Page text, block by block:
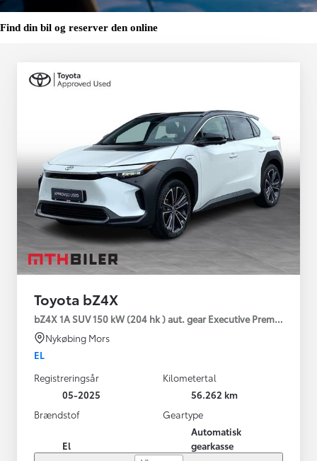
Find din bil og reserver den online
Toyota bZ4X
bZ4X 1A SUV 150 kW (204 hk ) aut. gear Executive Premium
Nykøbing Mors
EL
Registreringsår
05-2025
Kilometertal
56.262 km
Brændstof
El
Geartype
Automatisk
gearkasse